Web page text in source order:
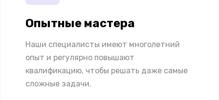
Опытные мастера
Наши специалисты имеют многолетний
опыт и регулярно повышают
квалификацию, чтобы решать даже самые
сложные задачи.